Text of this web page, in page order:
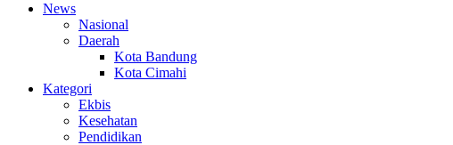
News
Nasional
Daerah
Kota Bandung
Kota Cimahi
Kategori
Ekbis
Kesehatan
Pendidikan